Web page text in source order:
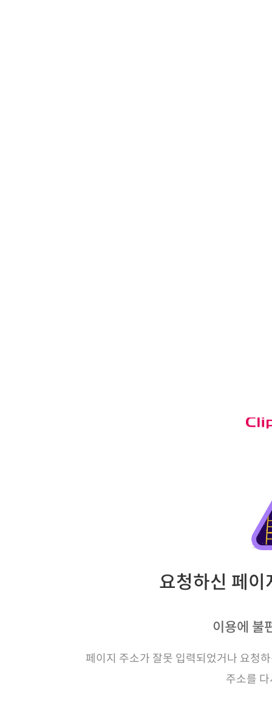
요청하신 페
이용에 불
페이지 주소가 잘못 입력되었거나 요청
주소를